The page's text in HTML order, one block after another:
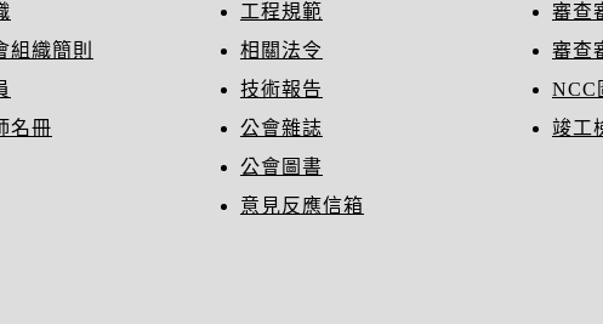
組織簡則
名冊
工程規範
相關法令
技術報告
公會雜誌
公會圖書
意見反應信箱
審查
審查
NCC
竣工